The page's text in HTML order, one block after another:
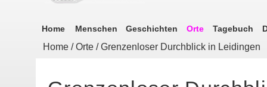
Home Menschen Geschichten Orte Tagebuch
Home /Orte / Grenzenloser Durchblick in Leidingen